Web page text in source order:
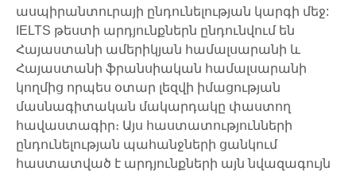
ասպիրանտուրայի ընդունելության կարգի մեջ:
IELTS թեստի արդյունքներն ընդունվում են
Հայաստանի ամերիկյան համալսարանի և
Հայաստանի ֆրանսիական համալսարանի
կողմից որպես օտար լեզվի իմացության
մասնագիտական մակարդակը փաստող
հավաստագիր։ Այս հաստատությունների
ընդունելության պահանջների ցանկում
հաստատված է արդյունքների այն նվազագույն